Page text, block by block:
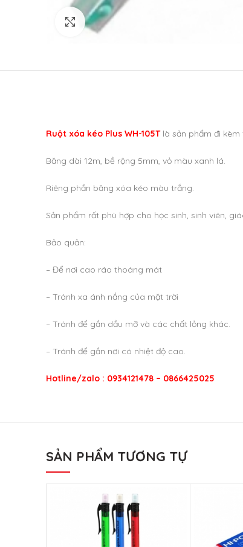
Click to enlarge
Ruột xóa kéo Plus WH-105T là sản phẩm đi
Băng dài 12m, bề rộng 5mm, vỏ màu xanh lá.
Riêng phần băng xóa kéo màu trắng.
Sản phẩm rất phù hợp cho học sinh, sinh viên,
Bảo quản:
– Để nơi cao ráo thoáng mát
– Tránh xa ánh nắng của mặt trời
– Tránh để gần dầu mỡ và các chất lỏng khác.
– Tránh để gần nơi có nhiệt độ cao.
Hotline/zalo : 0934121478 – 0866425025
SẢN PHẨM TƯƠNG TỰ